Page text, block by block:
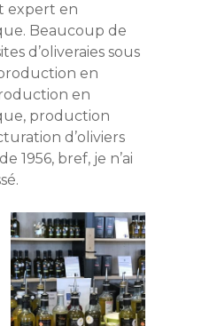
expert en
Beaucoup de
d’oliveraies sous
en
en
production
d’oliviers
1956, bref, je n’ai